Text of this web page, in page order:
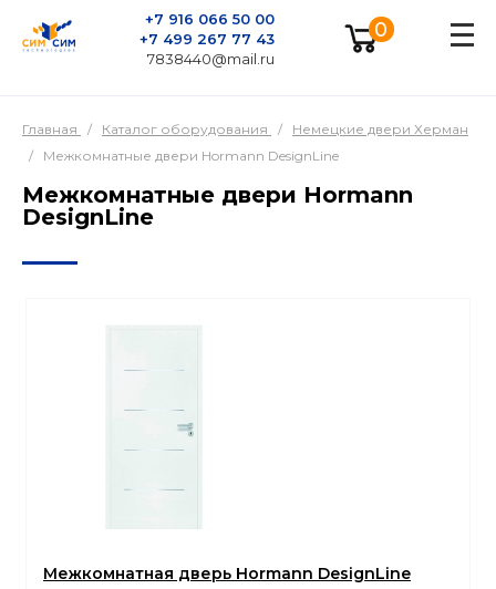
+7 916 066 50 00
+7 499 267 77 43
7838440@mail.ru
0
Главная / Каталог оборудования / Немецкие двери Херман
/ Межкомнатные двери Hormann DesignLine
Межкомнатные двери Hormann
DesignLine
Межкомнатная дверь Hormann DesignLine